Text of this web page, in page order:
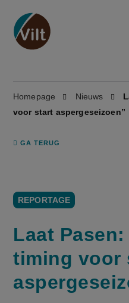
Homepage Nieuws
voor start aspergeseizoen”
GA TERUG
REPORTAGE
Laat Pasen:
timing voor